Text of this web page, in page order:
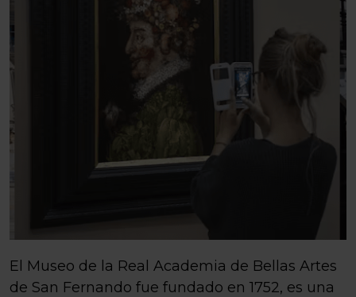
El Museo de la Real Academia de Bellas Artes
de San Fernando fue fundado en 1752, es una